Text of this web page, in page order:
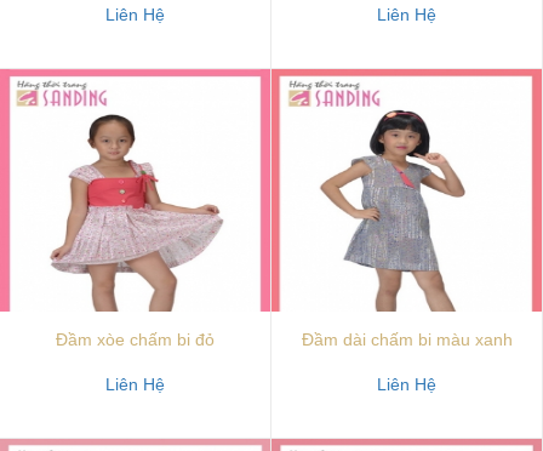
Liên Hệ
Liên Hệ
Đầm xòe chấm bi đỏ
Liên Hệ
Đầm dài chấm bi màu xanh
Liên Hệ